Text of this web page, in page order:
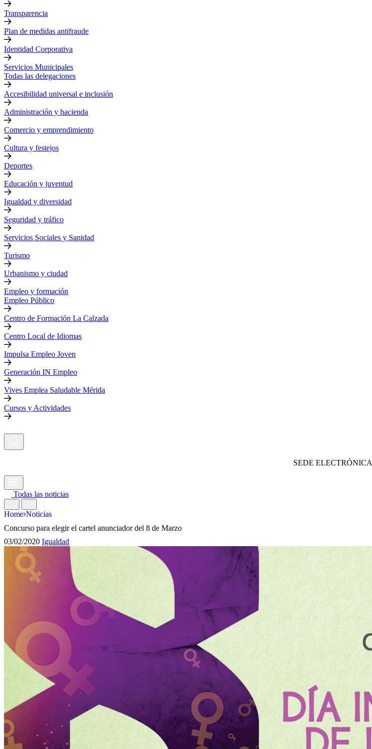
Transparencia
Plan de medidas antifraude
Identidad Corporativa
Servicios Municipales
Todas las delegaciones
Accesibilidad universal e inclusión
Administración y hacienda
Comercio y emprendimiento
Cultura y festejos
Deportes
Educación y juventud
Igualdad y diversidad
Seguridad y tráfico
Servicios Sociales y Sanidad
Turismo
Urbanismo y ciudad
Empleo y formación
Empleo Público
Centro de Formación La Calzada
Centro Local de Idiomas
Impulsa Empleo Joven
Generación IN Empleo
Vives Emplea Saludable Mérida
Cursos y Actividades
SEDE ELECTRÓNICA
Todas las noticias
Home Noticias
Concurso para elegir el cartel anunciador del 8 de Marzo
03/02/2020 Igualdad